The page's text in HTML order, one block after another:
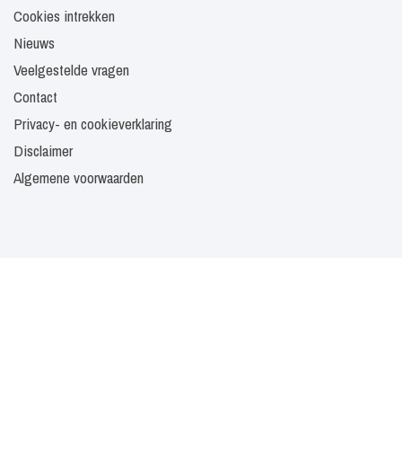
Cookies intrekken
Nieuws
Veelgestelde vragen
Contact
Privacy- en cookieverklaring
Disclaimer
Algemene voorwaarden